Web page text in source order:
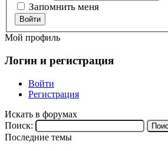
Запомнить меня
Войти
Мой профиль
Логин и регистрация
Войти
Регистрация
Искать в форумах
Поиск:
Последние темы